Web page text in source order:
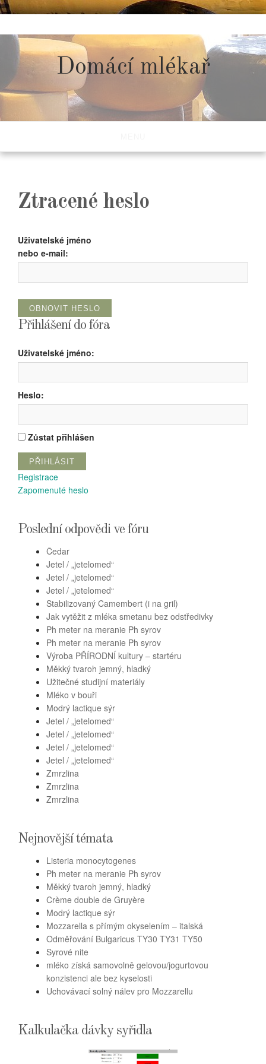
to
content
Domácí mlékař
Ztracené heslo
Uživatelské jméno
nebo e-mail:
OBNOVIT HESLO
Přihlášení do fóra
Uživatelské jméno:
Heslo:
Zůstat přihlášen
PŘIHLÁSIT
Registrace
Zapomenuté heslo
Poslední odpovědi ve fóru
Čedar
Jetel / „jetelomed“
Jetel / „jetelomed“
Jetel / „jetelomed“
Stabilizovaný Camembert (i na gril)
Jak vytěžit z mléka smetanu bez odstředivky
Ph meter na meranie Ph syrov
Ph meter na meranie Ph syrov
Výroba PŘÍRODNÍ kultury – startéru
Měkký tvaroh jemný, hladký
Užitečné studijní materiály
Mléko v bouři
Modrý lactique sýr
Jetel / „jetelomed“
Jetel / „jetelomed“
Jetel / „jetelomed“
Jetel / „jetelomed“
Zmrzlina
Zmrzlina
Zmrzlina
Nejnovější témata
Listeria monocytogenes
Ph meter na meranie Ph syrov
Měkký tvaroh jemný, hladký
Crème double de Gruyère
Modrý lactique sýr
Mozzarella s přímým okyselením – italská
Odměřování Bulgaricus TY30 TY31 TY50
Syrové nite
mléko získá samovolně gelovou/jogurtovou
konzistenci ale bez kyselosti
Uchovávací solný nálev pro Mozzarellu
Kalkulačka dávky syřidla